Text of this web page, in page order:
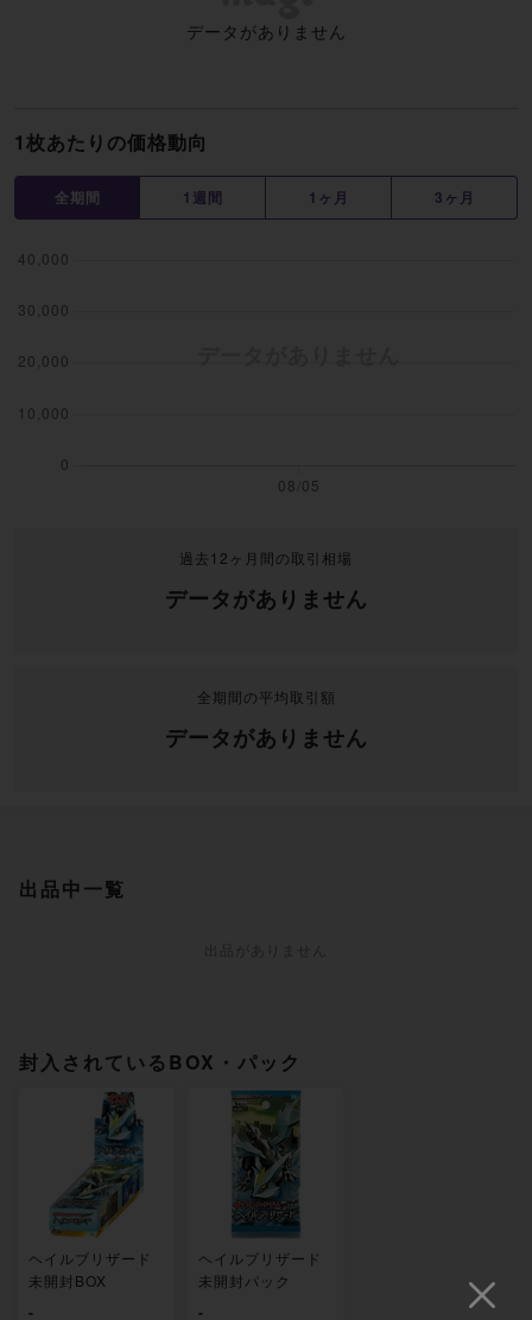
1枚あたりの価格動向
全期間 1週間 1ヶ月 3ヶ月
過去12ヶ月間の取引相場
データがありません
全期間の平均取引額
データがありません
データがありません
出品中一覧
封入されているBOX・パック
ヘイルブリザード
未開封BOX
-
ヘイルブリザード
未開封パック
-